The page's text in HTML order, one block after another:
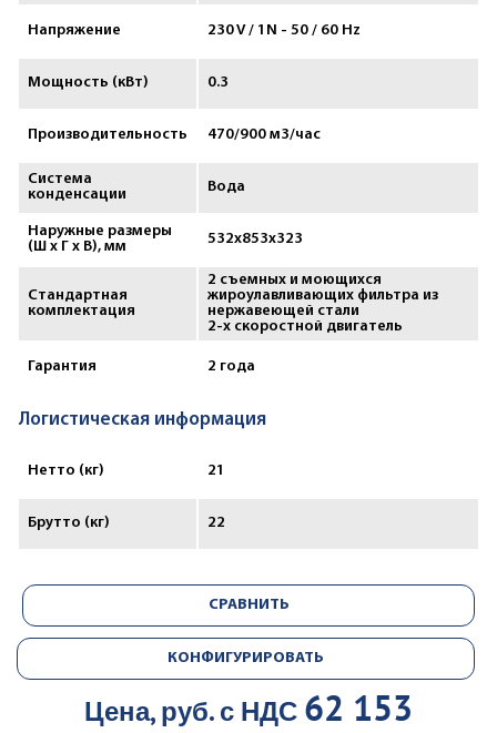
Напряжение 230 V / 1N - 50 / 60 Hz
Мощность (кВт) 0.3
Производительность 470/900 м3/час
Система
конденсации
Вода
Наружные размеры
(Ш х Г х В), мм
532x853x323
Стандартная
комплектация
2 съемных и моющихся
жироулавливающих фильтра из
нержавеющей стали
2-х скоростной двигатель
Гарантия 2 года
Логистическая информация
Нетто (кг) 21
Брутто (кг) 22
СРАВНИТЬ
КОНФИГУРИРОВАТЬ
Цена, руб. с НДС 62 153